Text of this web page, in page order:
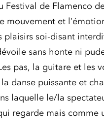
de Flamenco
mouvement et
plaisirs soi-disant
sans honte ni
pas, la guitare et les
danse puissante et
laquelle le/la
regarde mais comme